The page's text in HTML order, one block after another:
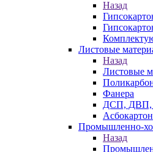
Назад
Листовые
Назад
Листовые
Фанера
ДСП,
Асбокартон
Промышленно-
Назад